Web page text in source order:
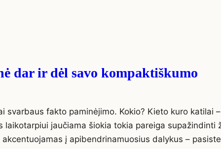
dar ir dėl savo kompaktiškumo
fakto paminėjimo. Kokio? Kieto kuro katilai
jaučiama šiokia tokia pareiga
į apibendrinamuosius dalykus –